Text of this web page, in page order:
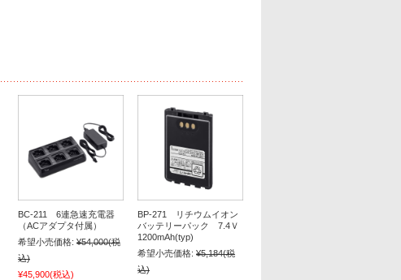
BC-211 6連急速充電器
（ACアダプタ付属）
希望小売価格: ¥54,000(税
込)
¥45,900(税込)
BP-271 リチウムイオン
バッテリーパック 7.4Ｖ
1200mAh(typ)
希望小売価格: ¥5,184(税
込)